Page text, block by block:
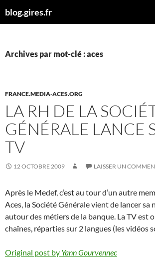
aublog.gires.fr
Archives par mot-clé : aces
FRANCE.MEDIA-ACES.ORG
LA RH DE LA
GÉNÉRALE LANCE
TV
12 OCTOBRE 2009 LAISSER UN
Après le Medef, c’est au tour d’un autre
Aces, la Société Générale vient de lancer sa
autour des métiers de la banque. La TV est
chaînes, réparties sur 2 langues (les vidéos
Original post by Yann Gourvennec